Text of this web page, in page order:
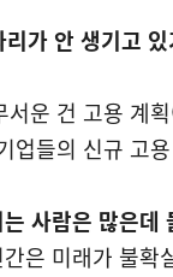
가 안 생기고
서운 건 고용 계
업들의 신규 고
는 사람은 많은데
은 미래가 불확